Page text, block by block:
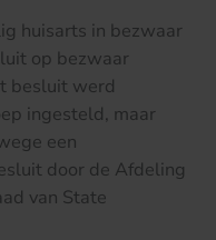
huisarts in bezwaar
op bezwaar
besluit werd
ingesteld, maar
een
door de Afdeling
van State